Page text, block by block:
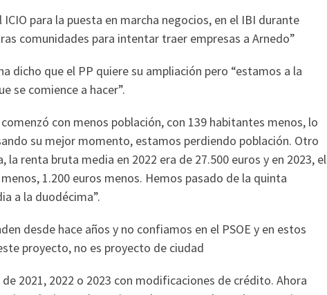
para la puesta en marcha negocios, en el IBI durante
comunidades para intentar traer empresas a Arnedo”
dicho que el PP quiere su ampliación pero “estamos a la
se comience a hacer”.
con menos población, con 139 habitantes menos, lo
su mejor momento, estamos perdiendo población. Otro
renta bruta media en 2022 era de 27.500 euros y en 2023, el
1.200 euros menos. Hemos pasado de la quinta
a la duodécima”.
desde hace años y no confiamos en el PSOE y en estos
proyecto, no es proyecto de ciudad
2021, 2022 o 2023 con modificaciones de crédito. Ahora